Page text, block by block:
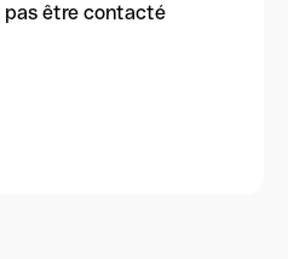
pas être contacté